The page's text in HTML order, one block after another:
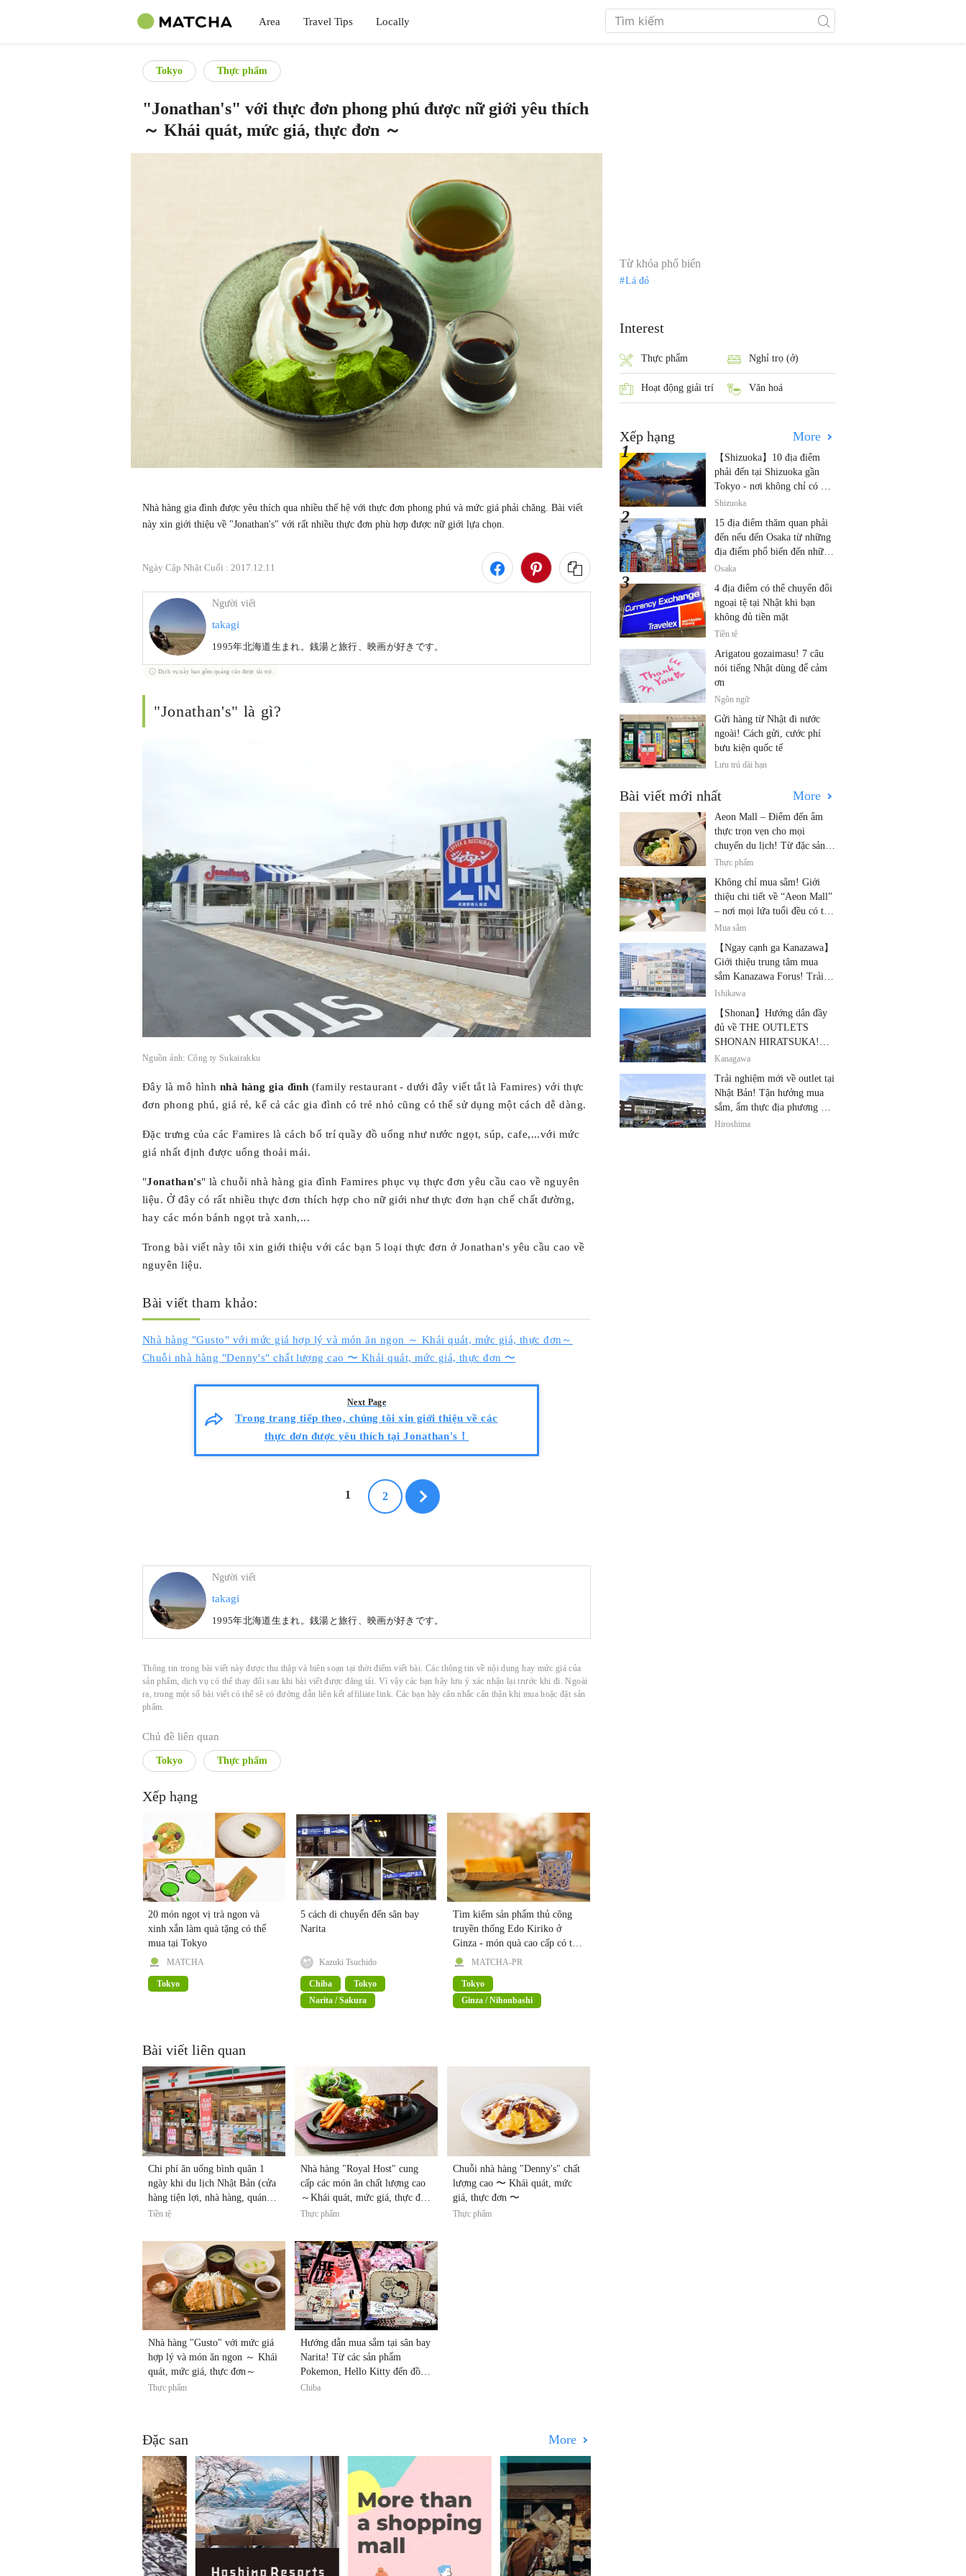
Area Travel Tips Locally
Tokyo Thực phẩm
"Jonathan's" với thực đơn phong phú được nữ giới yêu thích
～ Khái quát, mức giá, thực đơn ～
Nhà hàng gia đình được yêu thích qua nhiều thế hệ với thực đơn phong phú và mức giá phải chăng. Bài viết
này xin giới thiệu về "Jonathan's" với rất nhiều thực đơn phù hợp được nữ giới lựa chọn.
Ngày Cập Nhật Cuối : 2017.12.11
Người viết
takagi
1995年北海道生まれ。銭湯と旅行、映画が好きです。
Dịch vụ này bao gồm quảng cáo được tài trợ.
"Jonathan's" là gì?
Nguồn ảnh: Công ty Sukairakku
Đây là mô hình nhà hàng gia đình (family restaurant - dưới đây viết tắt là Famires) với thực
đơn phong phú, giá rẻ, kể cả các gia đình có trẻ nhỏ cũng có thể sử dụng một cách dễ dàng.
Đặc trưng của các Famires là cách bố trí quầy đồ uống như nước ngọt, súp, cafe,...với mức
giá nhất định được uống thoải mái.
"Jonathan's" là chuỗi nhà hàng gia đình Famires phục vụ thực đơn yêu cầu cao về nguyên
liệu. Ở đây có rất nhiều thực đơn thích hợp cho nữ giới như thực đơn hạn chế chất đường,
hay các món bánh ngọt trà xanh,...
Trong bài viết này tôi xin giới thiệu với các bạn 5 loại thực đơn ở Jonathan's yêu cầu cao về
nguyên liệu.
Bài viết tham khảo:
Nhà hàng "Gusto" với mức giá hợp lý và món ăn ngon ～ Khái quát, mức giá, thực đơn～
Chuỗi nhà hàng "Denny's" chất lượng cao 〜 Khái quát, mức giá, thực đơn 〜
Next Page
Trong trang tiếp theo, chúng tôi xin giới thiệu về các
thực đơn được yêu thích tại Jonathan's！
1 2
Người viết
takagi
1995年北海道生まれ。銭湯と旅行、映画が好きです。
Thông tin trong bài viết này được thu thập và biên soạn tại thời điểm viết bài. Các thông tin về nội dung hay mức giá của
sản phẩm, dịch vụ có thể thay đổi sau khi bài viết được đăng tải. Vì vậy các bạn hãy lưu ý xác nhận lại trước khi đi. Ngoài
ra, trong một số bài viết có thể sẽ có đường dẫn liên kết affiliate link. Các bạn hãy cân nhắc cẩn thận khi mua hoặc đặt sản
phẩm.
Chủ đề liên quan
Tokyo Thực phẩm
Xếp hạng
20 món ngọt vị trà ngon và
xinh xắn làm quà tặng có thể
mua tại Tokyo
MATCHA
Tokyo
5 cách di chuyển đến sân bay
Narita
Kazuki Tsuchido
Chiba
Tokyo
Narita / Sakura
Tìm kiếm sản phẩm thủ công
truyền thống Edo Kiriko ở
Ginza - món quà cao cấp có thể
mua được ở Tokyo
MATCHA-PR
Tokyo
Ginza / Nihonbashi
Bài viết liên quan
Chi phí ăn uống bình quân 1
ngày khi du lịch Nhật Bản (cửa
hàng tiện lợi, nhà hàng, quán
sushi)
Tiền tệ
Nhà hàng "Royal Host" cung
cấp các món ăn chất lượng cao
～Khái quát, mức giá, thực đơn
～
Thực phẩm
Chuỗi nhà hàng "Denny's" chất
lượng cao 〜 Khái quát, mức
giá, thực đơn 〜
Thực phẩm
Nhà hàng "Gusto" với mức giá
hợp lý và món ăn ngon ～ Khái
quát, mức giá, thực đơn～
Thực phẩm
Hướng dẫn mua sắm tại sân bay
Narita! Từ các sản phẩm
Pokemon, Hello Kitty đến đồ
điện gia dụng, rượu!
Chiba
Đặc san More
Từ khóa phổ biến
Lá đỏ
Interest
Thực phẩm Nghỉ trọ (ở)
Hoạt động giải trí Văn hoá
Xếp hạng More
【Shizuoka】10 địa điểm
phải đến tại Shizuoka gần
Tokyo - nơi không chỉ có núi
Phú Sĩ và trà!
Shizuoka
15 địa điểm thăm quan phải
đến nếu đến Osaka từ những
địa điểm phổ biến đến những
địa điểm ít được biết đến
Osaka
4 địa điểm có thể chuyển đổi
ngoại tệ tại Nhật khi bạn
không đủ tiền mặt
Tiền tệ
Arigatou gozaimasu! 7 câu
nói tiếng Nhật dùng để cảm
ơn
Ngôn ngữ
Gửi hàng từ Nhật đi nước
ngoài! Cách gửi, cước phí
bưu kiện quốc tế
Lưu trú dài hạn
Bài viết mới nhất More
Aeon Mall – Điểm đến ẩm
thực trọn vẹn cho mọi
chuyến du lịch! Từ đặc sản
địa phương đến nhà hàng nổi
Thực phẩm
Không chỉ mua sắm! Giới
thiệu chi tiết về “Aeon Mall”
– nơi mọi lứa tuổi đều có thể
vui chơi! Các hoạt động mới
cho gia đình.
Mua sắm
【Ngay cạnh ga Kanazawa】
Giới thiệu trung tâm mua
sắm Kanazawa Forus! Trải
nghiệm cùng lúc các thương
và ẩm thực địa phương
Ishikawa
【Shonan】Hướng dẫn đầy
đủ về THE OUTLETS
SHONAN HIRATSUKA!
Thỏa sức tận hưởng mua
và ẩm thực địa phương tại
cùng một địa điểm!
Kanagawa
Trải nghiệm mới về outlet tại
Nhật Bản! Tận hưởng mua
sắm, ẩm thực địa phương và
giải trí tại THE OUTLETS!
Hiroshima